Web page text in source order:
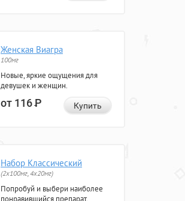
Женская Виагра
100мг
Новые, яркие ощущения для
девушек и женщин.
от 116Р Купить
Набор Классический
(2x100мг, 4x20мг)
Попробуй и выбери наиболее